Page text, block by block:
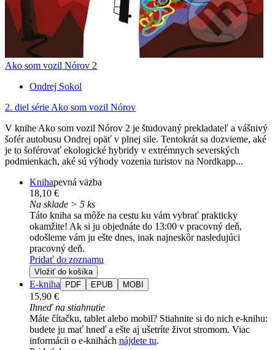
Ako som vozil Nórov 2
Ondrej Sokol
2. diel série Ako som vozil Nórov
V knihe Ako som vozil Nórov 2 je študovaný prekladateľ a vášnivý
šofér autobusu Ondrej opäť v plnej sile. Tentokrát sa dozvieme, aké
je to šoférovať ekologické hybridy v extrémnych severských
podmienkach, aké sú výhody vozenia turistov na Nordkapp...
Knihapevná väzba
18,10 €
Na sklade > 5 ks
Táto kniha sa môže na cestu ku vám vybrať prakticky
okamžite! Ak si ju objednáte do 13:00 v pracovný deň,
odošleme vám ju ešte dnes, inak najneskôr nasledujúci
pracovný deň.
Pridať do zoznamu
Vložiť do košíka
E-kniha PDF EPUB MOBI
15,90 €
Ihneď na stiahnutie
Máte čítačku, tablet alebo mobil? Stiahnite si do nich e-knihu:
budete ju mať hneď a ešte aj ušetríte život stromom. Viac
informácii o e-knihách nájdete tu.